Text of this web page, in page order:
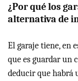
¿Por qué los
alternativa de
El garaje tiene, en
que es guardar un
deducir que habrá